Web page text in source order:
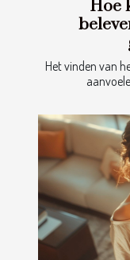
Hoe
Het vinden van